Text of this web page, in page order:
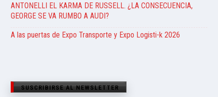
ANTONELLI EL KARMA DE RUSSELL. ¿LA CONSECUENCIA,
GEORGE SE VA RUMBO A AUDI?
A las puertas de Expo Transporte y Expo Logisti-k 2026
SUSCRIBIRSE AL NEWSLETTER